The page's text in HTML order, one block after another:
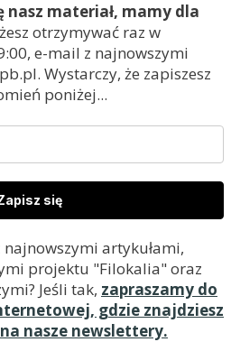
nasz materiał, mamy dla
otrzymywać raz w
e-mail z najnowszymi
Wystarczy, że zapiszesz
poniżej...
się
najnowszymi artykułami,
projektu "Filokalia" oraz
Jeśli tak, zapraszamy do
gdzie znajdziesz
nasze newslettery.